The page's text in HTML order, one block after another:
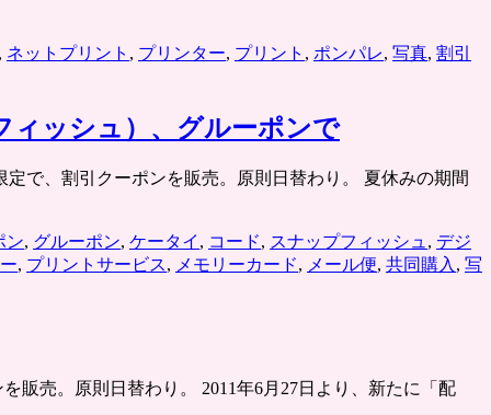
ネットプリント , プリンター, プリント , ポンパレ, 写真, 割引
ィッシュ）、グルーポンで
で、割引クーポンを販売。原則日替わり。 夏休みの期間
ン, グルーポン, ケータイ , コード, スナップフィッシュ , デジ
, プリントサービス, メモリーカード, メール便, 共同購入 , 写
販売。原則日替わり。 2011年6月27日より、新たに「配